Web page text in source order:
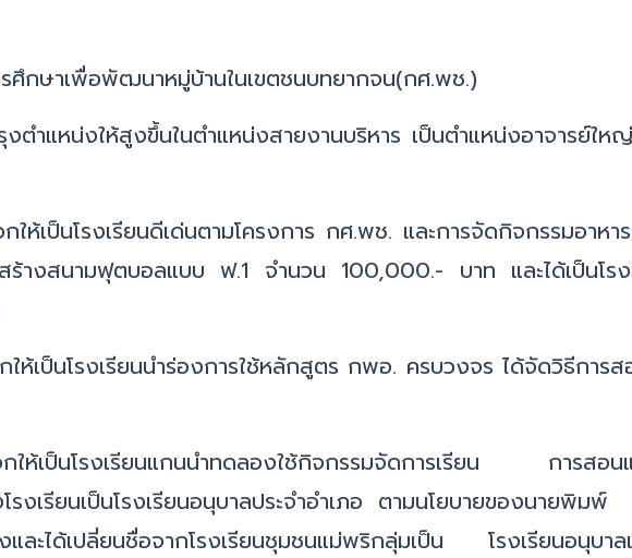
รศึกษาเพื่อพัฒนาหมู่บ้านในเขตชนบทยากจน(กศ.พช.)
รุงตำแหน่งให้สูงขึ้นในตำแหน่งสายงานบริหาร เป็นตำแหน่งอาจารย์
กให้เป็นโรงเรียนดีเด่นตามโครงการ กศ.พช. และการจัดกิจกรรมอาหา
ร้างสนามฟุตบอลแบบ ฟ.1 จำนวน 100,000.- บาท และได้เป็นโร
กให้เป็นโรงเรียนนำร่องการใช้หลักสูตร กพอ. ครบวงจร ได้จัดวิธีกา
อกให้เป็นโรงเรียนแกนนำทดลองใช้กิจกรรมจัดการเรียน การส
งโรงเรียนเป็นโรงเรียนอนุบาลประจำอำเภอ ตามนโยบายของนา
และได้เปลี่ยนชื่อจากโรงเรียนชุมชนแม่พริกลุ่มเป็น โรงเรียนอนุบา